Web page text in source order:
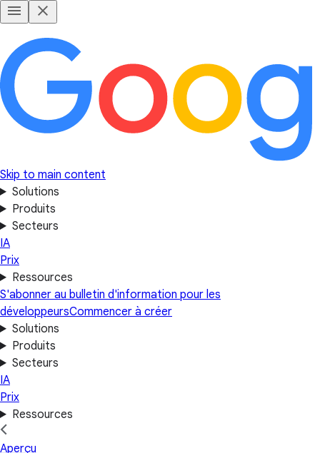
Skip to main content
Solutions
Produits
Secteurs
IA
Prix
Ressources
S'abonner au bulletin d'information pour les
développeursCommencer à créer
Solutions
Produits
Secteurs
IA
Prix
Ressources
Aperçu